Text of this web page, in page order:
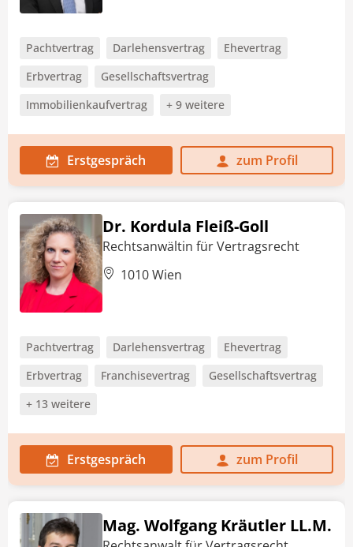
Pachtvertrag Darlehensvertrag
Ehevertrag
Erbvertrag
Gesellschaftsvertrag
Immobilienkaufvertrag
+ 9 weitere
Erstgespräch zum Profil
Dr. Kordula Fleiß-Goll
Rechtsanwältin für Vertragsrecht
1010 Wien
Pachtvertrag Darlehensvertrag
Ehevertrag
Erbvertrag
Franchisevertrag
Gesellschaftsvertrag
+ 13 weitere
Erstgespräch zum Profil
Mag. Wolfgang Kräutler LL.M.